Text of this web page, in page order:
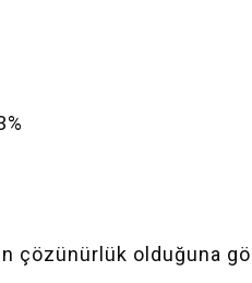
çözünürlük olduğuna